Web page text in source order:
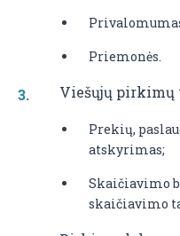
Priemonės.
Viešųjų pirkimų
Prekių,
atskyrimas;
Skaičiavimo
skaičiavimo